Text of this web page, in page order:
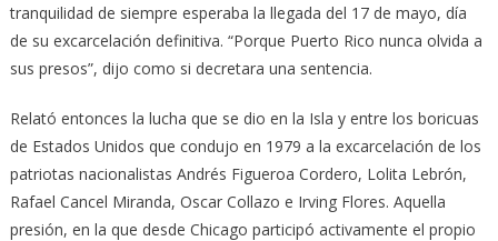
tranquilidad de siempre esperaba la llegada del 17 de mayo, día
de su excarcelación definitiva. “Porque Puerto Rico nunca olvida a
sus presos”, dijo como si decretara una sentencia.
Relató entonces la lucha que se dio en la Isla y entre los boricuas
de Estados Unidos que condujo en 1979 a la excarcelación de los
patriotas nacionalistas Andrés Figueroa Cordero, Lolita Lebrón,
Rafael Cancel Miranda, Oscar Collazo e Irving Flores. Aquella
presión, en la que desde Chicago participó activamente el propio